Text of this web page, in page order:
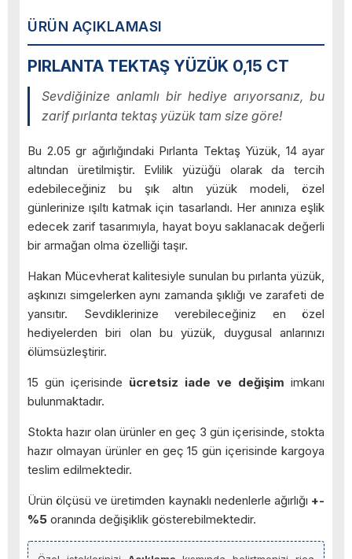
ÜRÜN AÇIKLAMASI
PIRLANTA TEKTAŞ YÜZÜK 0,15 CT
Sevdiğinize anlamlı bir hediye arıyorsanız, bu
zarif pırlanta tektaş yüzük tam size göre!
Bu 2.05 gr ağırlığındaki Pırlanta Tektaş Yüzük, 14 ayar
altından üretilmiştir. Evlilik yüzüğü olarak da tercih
edebileceğiniz bu şık altın yüzük modeli, özel
günlerinize ışıltı katmak için tasarlandı. Her anınıza eşlik
edecek zarif tasarımıyla, hayat boyu saklanacak değerli
bir armağan olma özelliği taşır.
Hakan Mücevherat kalitesiyle sunulan bu pırlanta yüzük,
aşkınızı simgelerken aynı zamanda şıklığı ve zarafeti de
yansıtır. Sevdiklerinize verebileceğiniz en özel
hediyelerden biri olan bu yüzük, duygusal anlarınızı
ölümsüzleştirir.
15 gün içerisinde ücretsiz iade ve değişim imkanı
bulunmaktadır.
Stokta hazır olan ürünler en geç 3 gün içerisinde, stokta
hazır olmayan ürünler en geç 15 gün içerisinde kargoya
teslim edilmektedir.
Ürün ölçüsü ve üretimden kaynaklı nedenlerle ağırlığı +-
%5 oranında değişiklik gösterebilmektedir.